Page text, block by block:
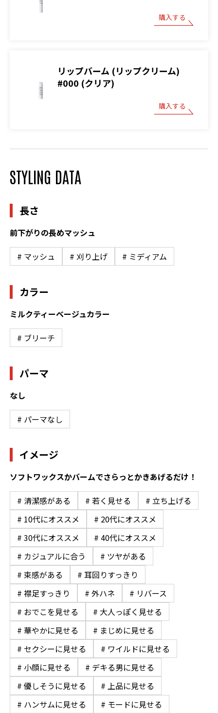
購入する
リップバーム (リップクリーム)
#000 (クリア)
購入する
STYLING DATA
長さ
前下がりの長めマッシュ
# マッシュ # 刈り上げ # ミディアム
カラー
ミルクティーベージュカラー
# ブリーチ
パーマ
なし
# パーマなし
イメージ
ソフトワックスかバームでさらっとかきあげるだけ！
# 清潔感がある # 若く見せる
# 立ち上げる
# 10代にオススメ
# 20代にオススメ
# 30代にオススメ
# 40代にオススメ
# カジュアルに合う
# ツヤがある
# 束感がある
# 耳回りすっきり
# 襟足すっきり
# 外ハネ
# リバース
# おでこを見せる
# 大人っぽく見せる
# 華やかに見せる
# まじめに見せる
# セクシーに見せる
# ワイルドに見せる
# 小顔に見せる
# デキる男に見せる
# 優しそうに見せる
# 上品に見せる
# ハンサムに見せる
# モードに見せる